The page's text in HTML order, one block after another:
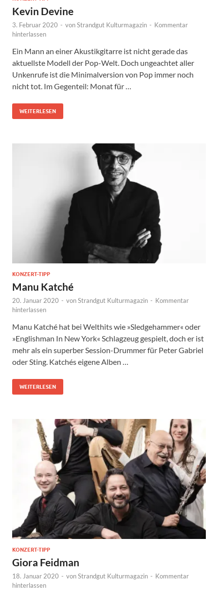
Kevin Devine
3. Februar 2020 - vonStrandgut Kulturmagazin - Kommentar
hinterlassen
Ein Mann an einer Akustikgitarre ist nicht gerade das
aktuellste Modell der Pop-Welt. Doch ungeachtet aller
Unkenrufe ist die Minimalversion von Pop immer noch
nicht tot. Im Gegenteil: Monat für …
WEITERLESEN
KONZERT-TIPP
Manu Katché
20. Januar 2020 - vonStrandgut Kulturmagazin - Kommentar
hinterlassen
Manu Katché hat bei Welthits wie »Sledgehammer« oder
»Englishman In New York« Schlagzeug gespielt, doch er ist
mehr als ein superber Session-Drummer für Peter Gabriel
oder Sting. Katchés eigene Alben …
WEITERLESEN
KONZERT-TIPP
Giora Feidman
18. Januar 2020 - vonStrandgut Kulturmagazin - Kommentar
hinterlassen